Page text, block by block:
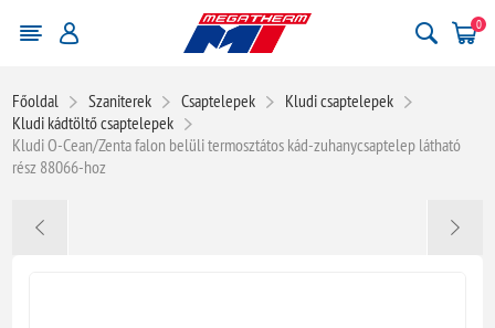
0
Főoldal Szaniterek Csaptelepek
Kludi csaptelepek
Kludi kádtöltő csaptelepek
Kludi O-Cean/Zenta falon belüli termosztátos kád-zuhanycsaptelep látható
rész 88066-hoz